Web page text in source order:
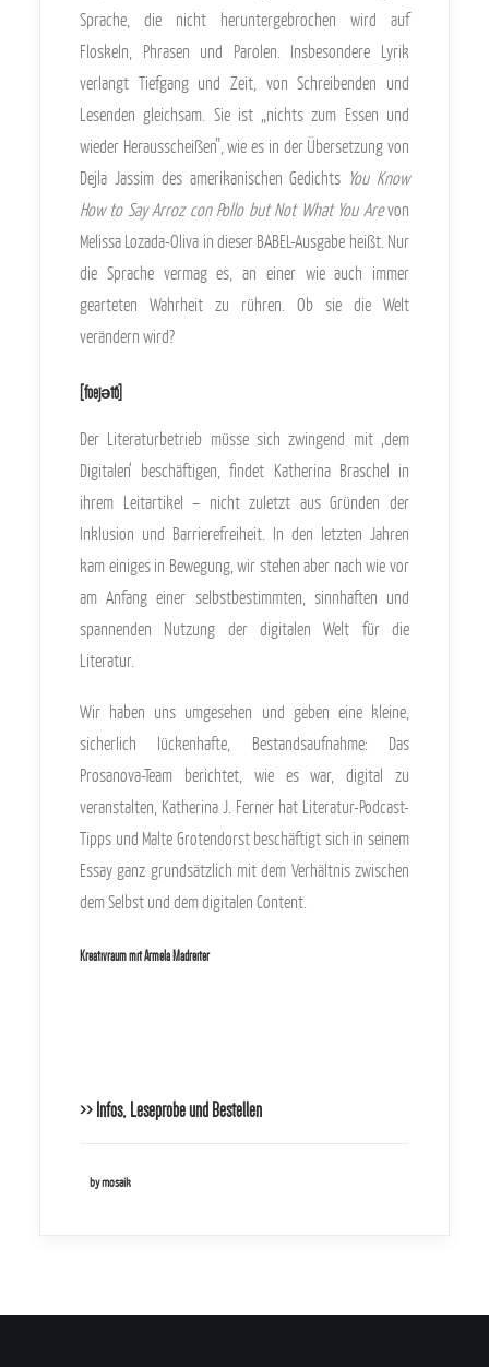
Sprache, die nicht heruntergebrochen wird auf
Floskeln, Phrasen und Parolen. Insbesondere Lyrik
verlangt Tiefgang und Zeit, von Schreibenden und
Lesenden gleichsam. Sie ist „nichts zum Essen und
wieder Herausscheißen”, wie es in der Übersetzung von
Dejla Jassim des amerikanischen Gedichts You Know
How to Say Arroz con Pollo but Not What You Arevon
Melissa Lozada-Oliva in dieser BABEL-Ausgabe heißt. Nur
die Sprache vermag es, an einer wie auch immer
gearteten Wahrheit zu rühren. Ob sie die Welt
verändern wird?
[foejәtõ]
Der Literaturbetrieb müsse sich zwingend mit ‚dem
Digitalen‘ beschäftigen, findet Katherina Braschel in
ihrem Leitartikel – nicht zuletzt aus Gründen der
Inklusion und Barrierefreiheit. In den letzten Jahren
kam einiges in Bewegung, wir stehen aber nach wie vor
am Anfang einer selbstbestimmten, sinnhaften und
spannenden Nutzung der digitalen Welt für die
Literatur.
Wir haben uns umgesehen und geben eine kleine,
sicherlich lückenhafte, Bestandsaufnahme: Das
Prosanova-Team berichtet, wie es war, digital zu
veranstalten, Katherina J. Ferner hat Literatur-Podcast-
Tipps und Malte Grotendorst beschäftigt sich in seinem
Essay ganz grundsätzlich mit dem Verhältnis zwischen
dem Selbst und dem digitalen Content.
Kreativraum mit Armela Madreiter
>> Infos, Leseprobe und Bestellen
by mosaik